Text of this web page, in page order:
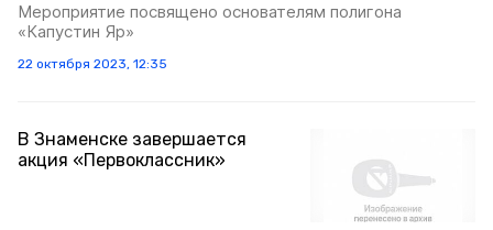
Мероприятие посвящено основателям полигона
«Капустин Яр»
22 октября 2023, 12:35
В Знаменске завершается
акция «Первоклассник»